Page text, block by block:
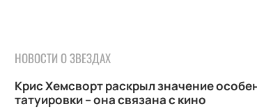
НОВОСТИ О ЗВЕЗДАХ
Крис Хемсворт раскрыл значение
татуировки – она связана с кино